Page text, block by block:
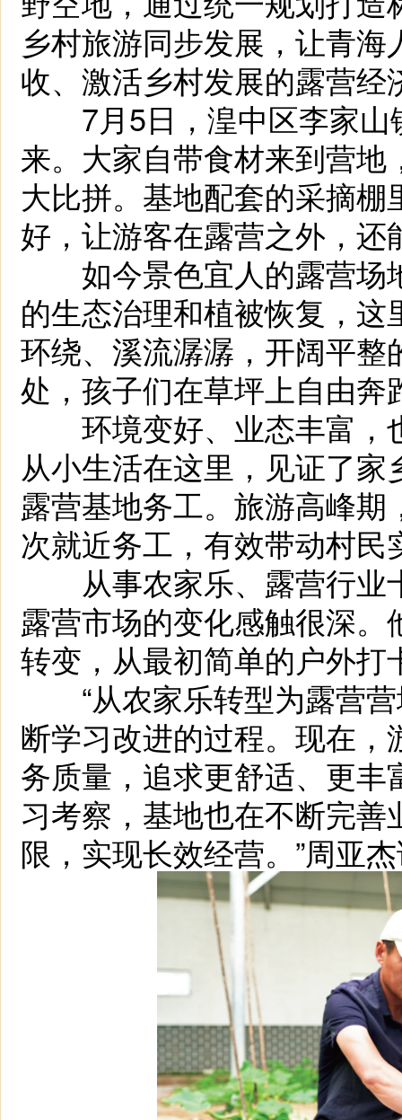
乡村旅游同步发展，让青海
收、激活乡村发展的露营经
7月5日，湟中区李家山
来。大家自带食材来到营
大比拼。基地配套的采摘
好，让游客在露营之外，还
如今景色宜人的露营场
的生态治理和植被恢复，
环绕、溪流潺潺，开阔平
处，孩子们在草坪上自由
环境变好、业态丰富，
从小生活在这里，见证了
露营基地务工。旅游高峰
次就近务工，有效带动村
从事农家乐、露营行业
露营市场的变化感触很深
转变，从最初简单的户外
“从农家乐转型为露营营
断学习改进的过程。现在
务质量，追求更舒适、更
习考察，基地也在不断完
限，实现长效经营。”周亚